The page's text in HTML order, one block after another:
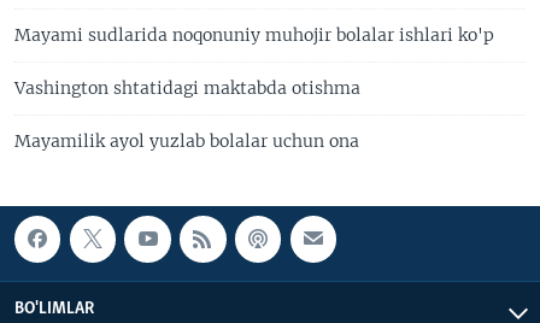
Mayami sudlarida noqonuniy muhojir bolalar ishlari ko'p
Vashington shtatidagi maktabda otishma
Mayamilik ayol yuzlab bolalar uchun ona
BO'LIMLAR